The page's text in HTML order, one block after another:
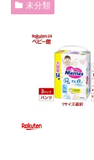
未分類